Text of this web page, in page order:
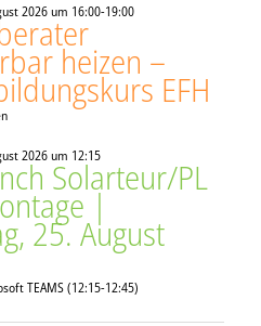
2026 um 16:00-19:00
heizen –
EFH
2026 um 12:15
Solarteur/PL
|
25. August
TEAMS (12:15-12:45)